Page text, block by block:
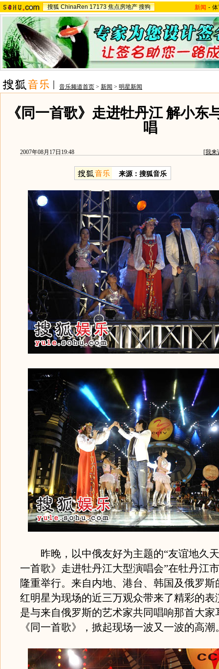
搜狐 ChinaRen 17173 焦点房地产 搜狗 新闻 -
音乐频道首页 > 新闻 > 明星新闻
《同一首歌》走进牡丹江 解小东
唱
2007年08月17日19:48 [我来
来源：搜狐音乐
昨晚，以中俄友好为主题的“友谊地久
一首歌》走进牡丹江大型演唱会”在牡丹江
隆重举行。来自内地、港台、韩国及俄罗斯
红明星为现场的近三万观众带来了精彩的表
是与来自俄罗斯的艺术家共同唱响那首大家
《同一首歌》，掀起现场一波又一波的高潮